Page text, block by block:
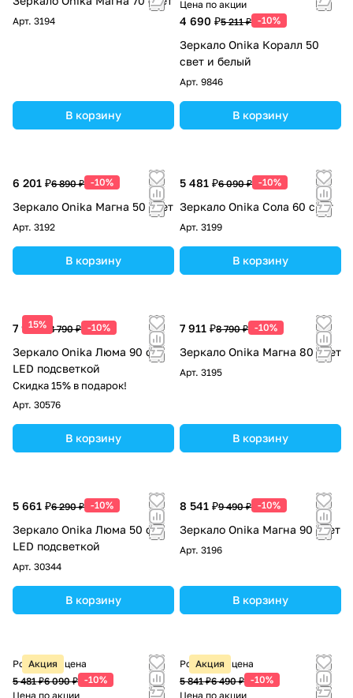
Арт. 3194
В корзину
Цена по акции
4 690 ₽5 211 ₽ -10%
Зеркало Onika Коралл 50
свет и белый
Арт. 9846
В корзину
6 201 ₽6 890 ₽ -10%
Зеркало Onika Магна 50 свет
Арт. 3192
В корзину
5 481 ₽6 090 ₽ -10%
Зеркало Onika Сола 60 свет
Арт. 3199
В корзину
15%
7 911 ₽ 8 790 ₽ -10%
Зеркало Onika Люма 90 с
LED подсветкой
Скидка 15% в подарок!
Арт. 30576
В корзину
7 911 ₽8 790 ₽ -10%
Зеркало Onika Магна 80 свет
Арт. 3195
В корзину
5 661 ₽6 290 ₽ -10%
Зеркало Onika Люма 50 с
LED подсветкой
Арт. 30344
В корзину
8 541 ₽9 490 ₽ -10%
Зеркало Onika Магна 90 свет
Арт. 3196
В корзину
Акция
Розничная цена
5 481 ₽6 090 ₽ -10%
Цена по акции
Акция
Розничная цена
5 841 ₽6 490 ₽ -10%
Цена по акции